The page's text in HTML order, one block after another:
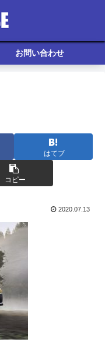
お問い合わせ
はてブ
コピー
2020.07.13